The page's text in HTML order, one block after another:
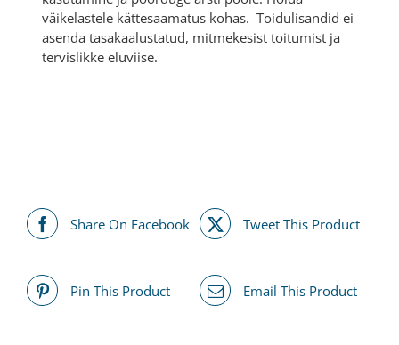
väikelastele kättesaamatus kohas. Toidulisandid ei
asenda tasakaalustatud, mitmekesist toitumist ja
tervislikke eluviise.
Share On Facebook Tweet This Product
Pin This Product Email This Product